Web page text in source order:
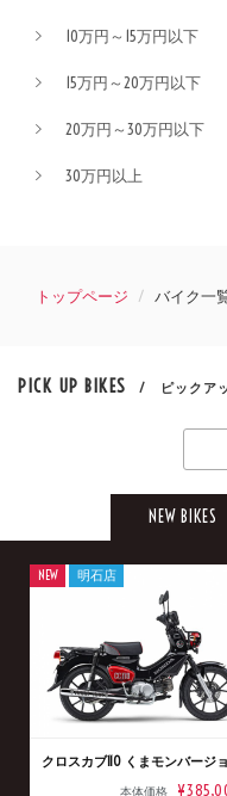
10万円～15万円以下
15万円～20万円以下
20万円～30万円以下
30万円以上
トップページ バイク一
PICK UP BIKES / ピックア
NEW BIKES
クロスカブ110 くまモンバージ
本体価格
NEW 明石店